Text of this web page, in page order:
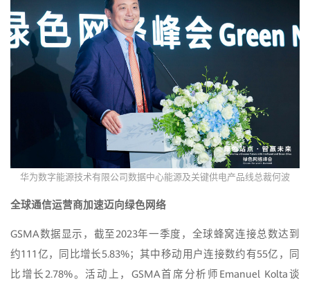
华为数字能源技术有限公司数据中心能源及关键供电产品线总裁何波
全球通信运营商加速迈向绿色网络
GSMA数据显示，截至2023年一季度，全球蜂窝连接总数达到
约111亿，同比增长5.83%；其中移动用户连接数约有55亿，同
比增长2.78%。活动上，GSMA首席分析师Emanuel Kolta谈